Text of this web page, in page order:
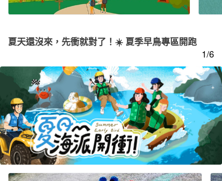
夏天還沒來，先衝就對了！☀️ 夏季早鳥專區開跑
1/6